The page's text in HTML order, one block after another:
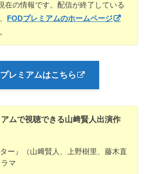
在の情報です。配信が終了している
FODプレミアムのホームページ
レミアムはこちら
アムで視聴できる山﨑賢人出演作
ター』（山﨑賢人、上野樹里、藤木直
マ